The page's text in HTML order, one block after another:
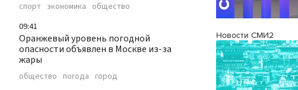
спорт экономика общество
09:41
Оранжевый уровень погодной
опасности объявлен в Москве из-за
жары
общество погода город
Новости СМИ2